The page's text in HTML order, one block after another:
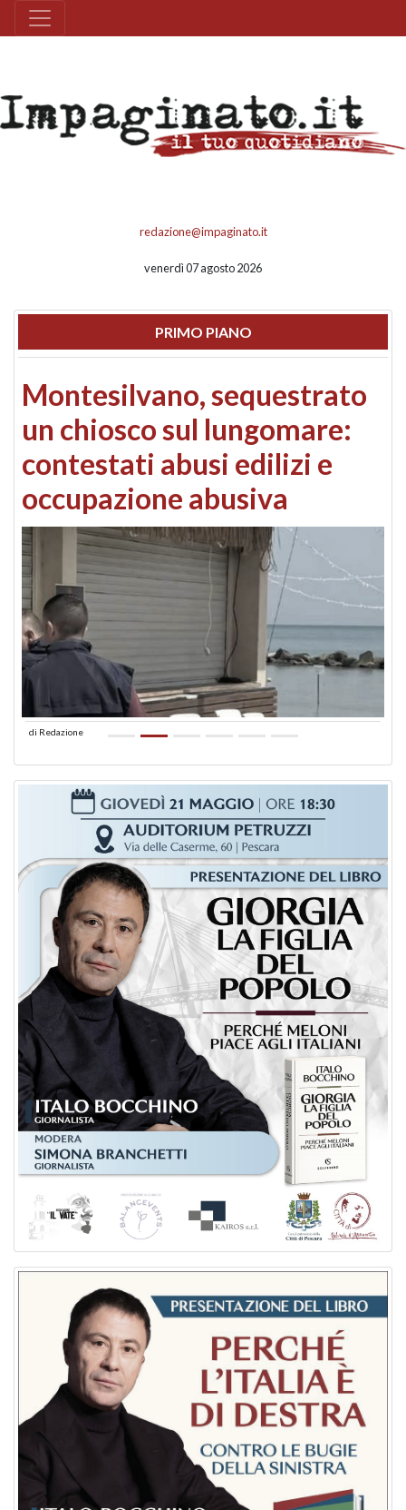
redazione@impaginato.it
venerdì 07 agosto 2026
PRIMO PIANO
Montesilvano, sequestrato
un chiosco sul lungomare:
contestati abusi edilizi e
occupazione abusiva
di Redazione